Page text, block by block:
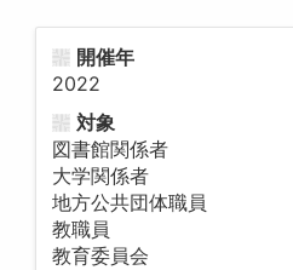
開催年
2022
対象
図書館関係者
大学関係者
地方公共団体職員
教職員
教育委員会